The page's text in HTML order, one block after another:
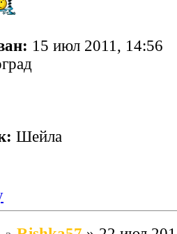
15 июл 2011, 14:56
Шейла